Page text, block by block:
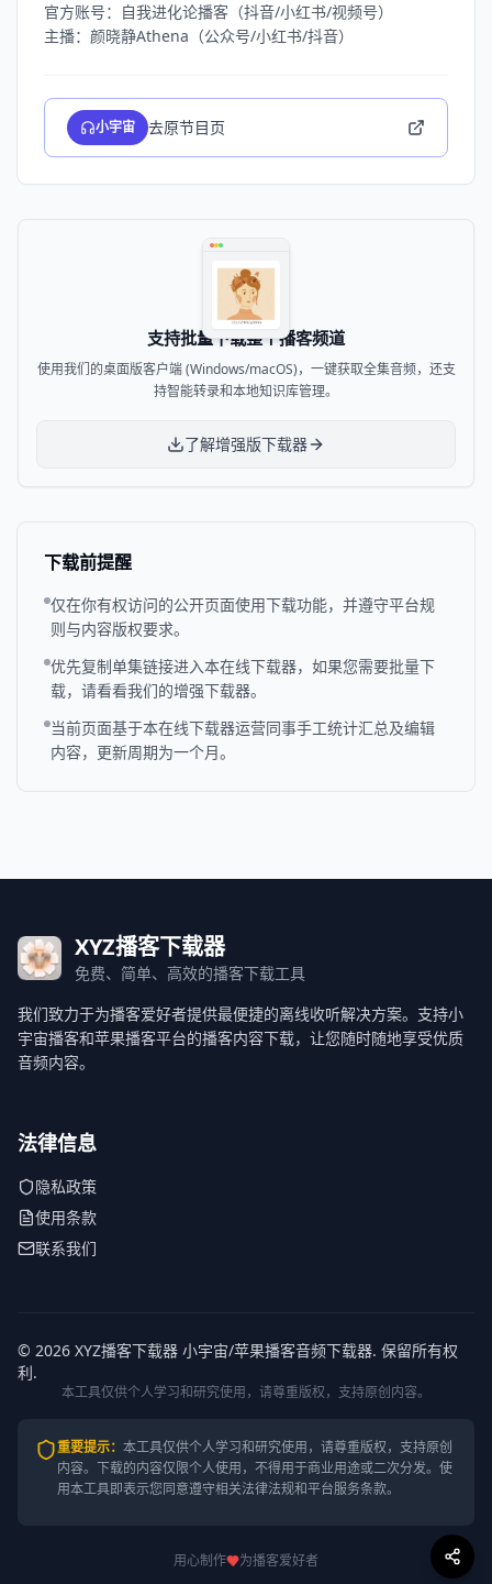
官方账号：自我进化论播客（抖音/小红书/视频号）
小宇宙 去原节目页
支持批量下载整个播客频道
使用我们的桌面版客户端 (Windows/macOS)，一键获取全集音频，还支
持智能转录和本地知识库管理。
了解增强版下载器
下载前提醒
仅在你有权访问的公开页面使用下载功能，并遵守平台规
则与内容版权要求。
优先复制单集链接进入本在线下载器，如果您需要批量下
载，请看看我们的增强下载器。
当前页面基于本在线下载器运营同事手工统计汇总及编辑
内容，更新周期为一个月。
XYZ播客下载器
免费、简单、高效的播客下载工具
我们致力于为播客爱好者提供最便捷的离线收听解决方案。支持小
宇宙播客和苹果播客平台的播客内容下载，让您随时随地享受优质
音频内容。
法律信息
隐私政策
使用条款
联系我们
© 2026 XYZ播客下载器 小宇宙/苹果播客音频下载器. 保留所有权
利.
本工具仅供个人学习和研究使用，请尊重版权，支持原创内容。
重要提示： 本工具仅供个人学习和研究使用，请尊重版权，支持原创
内容。 下载的内容仅限个人使用，不得用于商业用途或二次分发。使
用本工具即表示您同意遵守相关法律法规和平台服务条款。
用心制作 为播客爱好者